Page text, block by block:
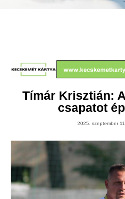
Tímár Krisztián:
csapatot
2025. szeptember